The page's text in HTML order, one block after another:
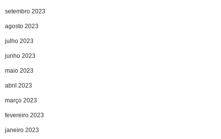
setembro 2023
agosto 2023
julho 2023
junho 2023
maio 2023
abril 2023
março 2023
fevereiro 2023
janeiro 2023